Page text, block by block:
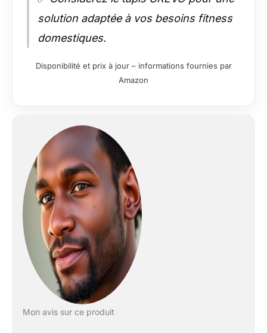
solution adaptée à vos besoins fitness
domestiques.
Disponibilité et prix à jour – informations fournies par
Amazon
Mon avis sur ce produit